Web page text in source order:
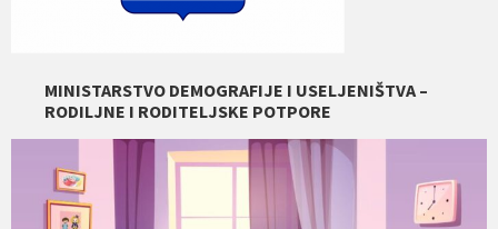
MINISTARSTVO DEMOGRAFIJE I USELJENIŠTVA –
RODILJNE I RODITELJSKE POTPORE